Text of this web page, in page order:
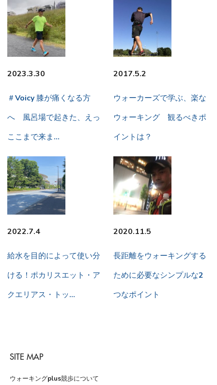
2023.3.30
＃Voicy 膝が痛くなる方
へ 風呂場で起きた、えっ
ここまで来ま…
2017.5.2
ウォーカーズで学ぶ、楽な
ウォーキング 観るべきポ
イントは？
2022.7.4
給水を目的によって使い分
ける！ポカリスエット・ア
クエリアス・トッ…
2020.11.5
長距離をウォーキングする
ために必要なシンプルな2
つなポイント
SITE MAP
ウォーキングplus競歩について